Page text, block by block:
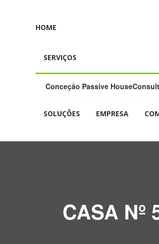
HOME
SERVIÇOS
Conceção Passive House
SOLUÇÕES EMPRESA
CASA Nº